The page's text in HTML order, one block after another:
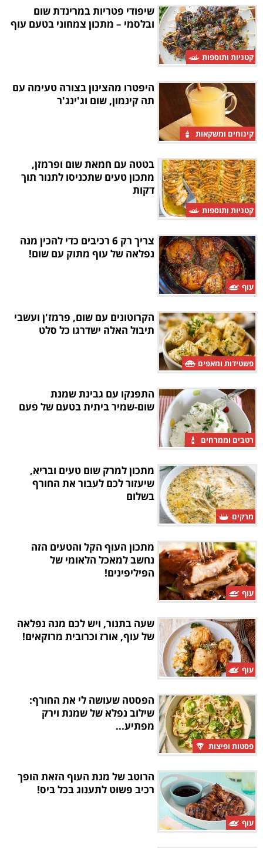
קטניות ותוספות
שיפודי פטריות במרינדת שום
ובלסמי – מתכון צמחוני בטעם עוף
קינוחים ומשקאות
היפטרו מהצינון בצורה טעימה עם
תה קינמון, שום וג'ינג'ר
קטניות ותוספות
בטטה עם חמאת שום ופרמזן,
מתכון טעים שתכניסו לתנור תוך
דקות
עוף
צריך רק 6 רכיבים כדי להכין מנה
נפלאה של עוף מתוק עם שום!
פשטידות ומאפים
הקרוטונים עם שום, פרמז'ן ועשבי
תיבול האלה ישדרגו כל סלט
רטבים וממרחים
התפנקו עם גבינת שמנת
שום-שמיר ביתית בטעם של פעם
מרקים
מתכון למרק שום טעים ובריא,
שיעזור לכם לעבור את החורף
בשלום
עוף
מתכון העוף הקל והטעים הזה
נחשב למאכל הלאומי של
הפיליפינים!
עוף
שעה בתנור, ויש לכם מנה נפלאה
של עוף, אורז וכרובית מרוקאים!
פסטות ופיצות
הפסטה שעושה לי את החורף:
שילוב נפלא של שמנת וירק
מפתיע...
עוף
הרוטב של מנת העוף הזאת הופך
רכיב פשוט לתענוג בכל ביס!